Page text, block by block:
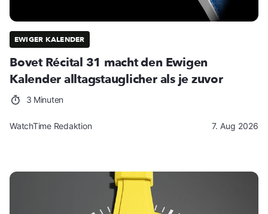
EWIGER KALENDER
Bovet Récital 31 macht den Ewigen
Kalender alltagstauglicher als je zuvor
3 Minuten
WatchTime Redaktion 7. Aug 2026